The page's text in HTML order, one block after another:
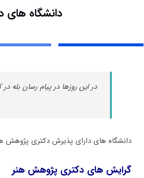
دانشگاه
در این روزها در پیام رسان بله در
دانشگاه های دارای پذیرش دکتری ﭘﮋوﻫﺶ
گرایش های دکتری ﭘﮋوﻫﺶ ﻫﻨﺮ